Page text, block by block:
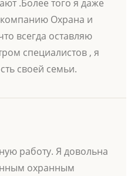
.Более того я даже
Охрана и
всегда оставляю
специалистов , я
своей семьи.
работу. Я довольна
охранным